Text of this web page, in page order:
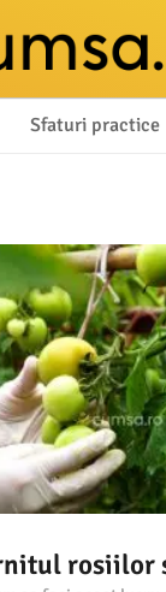
Sfaturi practice
rosiilor